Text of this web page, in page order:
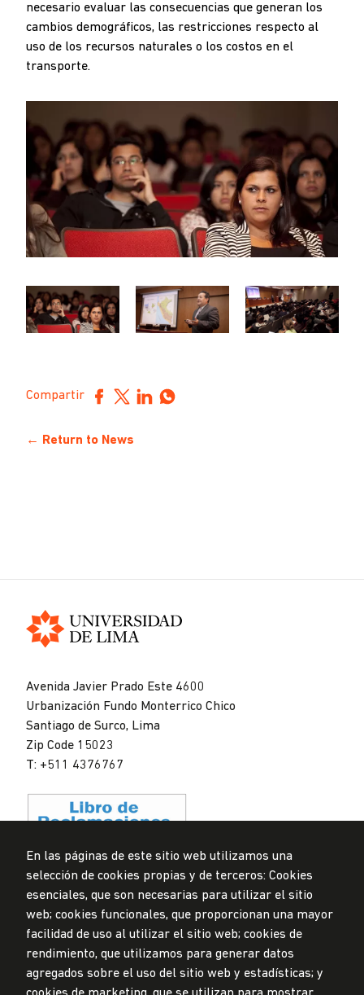
necesario evaluar las consecuencias que generan los
cambios demográficos, las restricciones respecto al
uso de los recursos naturales o los costos en el
transporte.
Compartir
← Return to News
Avenida Javier Prado Este 4600
Urbanización Fundo Monterrico Chico
Santiago de Surco, Lima
Zip Code 15023
T: +511 4376767
Data Protection Policy
Submission Office
© Universidad de Lima, 2024
All Rights Reserved
Designed byPartners
En las páginas de este sitio web utilizamos una
selección de cookies propias y de terceros: Cookies
esenciales, que son necesarias para utilizar el sitio
web; cookies funcionales, que proporcionan una mayor
facilidad de uso al utilizar el sitio web; cookies de
rendimiento, que utilizamos para generar datos
agregados sobre el uso del sitio web y estadísticas; y